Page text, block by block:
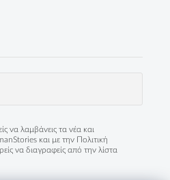
να λαμβάνεις τα νέα και
και με την
Πολιτική
να διαγραφείς από την λίστα